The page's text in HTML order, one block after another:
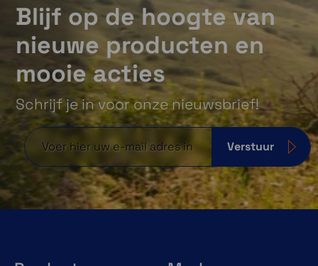
Bekijk je statistieken en kaarten met meer
details dan ooit tevoren met een helder
kleurentouchscreen en nieuwe manieren om
je gegevens te bekijken.
Batterij die klaar is voor de rit
Bij intensief gebruik kun je tot wel 20 uur
Blijf op de hoogte van
nieuwe producten en
mooie acties
Schrijf je in voor onze nieuwsbrief!
Verstuur